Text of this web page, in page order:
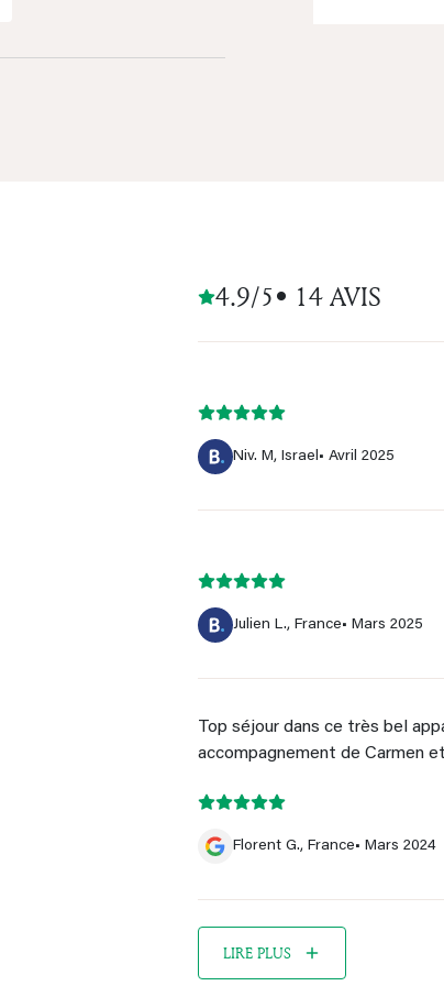
4.9/5• 14 AVIS
Niv. M, Israel• Avril 2025
Julien L., France• Mars 2025
Top séjour dans ce très bel
accompagnement de Carmen
Florent G., France• Mars 2024
LIRE PLUS